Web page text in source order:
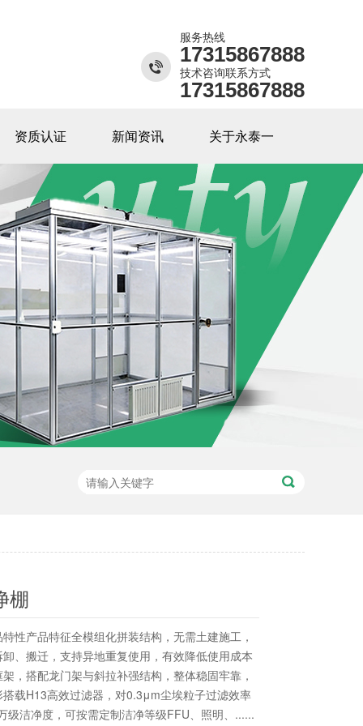
服务热线
17315867888
技术咨询联系方式
17315867888
资质认证 新闻资讯 关于永泰一
棚
性产品特征全模组化拼装结构，无需土建施工，
、搬迁，支持异地重复使用，有效降低使用成本
，搭配龙门架与斜拉补强结构，整体稳固牢靠，
载H13高效过滤器，对0.3μm尘埃粒子过滤效率
级洁净度，可按需定制洁净等级FFU、照明、......